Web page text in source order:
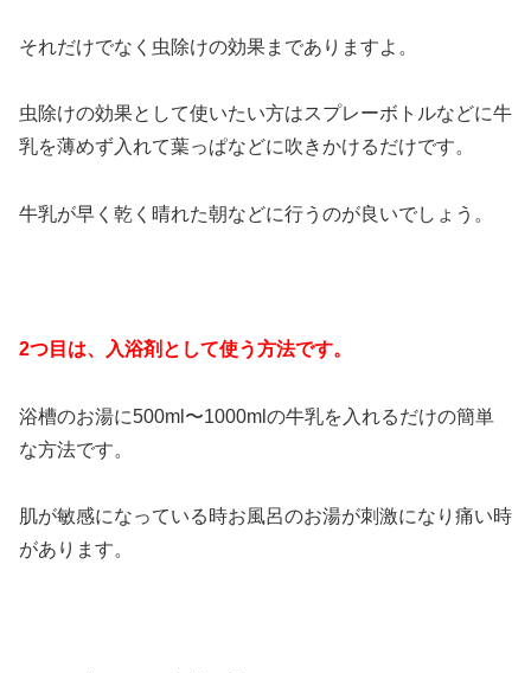
それだけでなく虫除けの効果までありますよ。
虫除けの効果として使いたい方はスプレーボトルなどに牛
乳を薄めず入れて葉っぱなどに吹きかけるだけです。
牛乳が早く乾く晴れた朝などに行うのが良いでしょう。
2つ目は、入浴剤として使う方法です。
浴槽のお湯に500ml〜1000mlの牛乳を入れるだけの簡単
な方法です。
肌が敏感になっている時お風呂のお湯が刺激になり痛い時
があります。